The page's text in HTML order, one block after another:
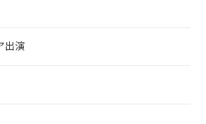
出演